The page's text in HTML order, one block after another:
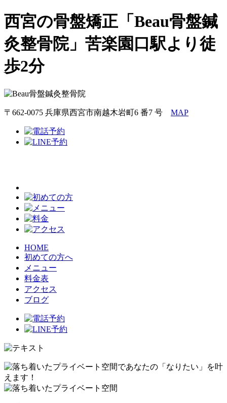
西宮の骨盤矯正「Beau骨盤鍼
灸整骨院」苦楽園口駅より徒
歩2分
〒662-0075 兵庫県西宮市南越木岩町6 番7 号 MAP
HOME
初めての方へ
メニュー
料金表
アクセス
ブログ